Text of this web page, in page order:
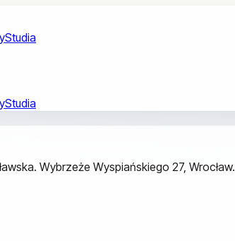
Studia
Studia
Wybrzeże Wyspiańskiego 27, Wrocław.